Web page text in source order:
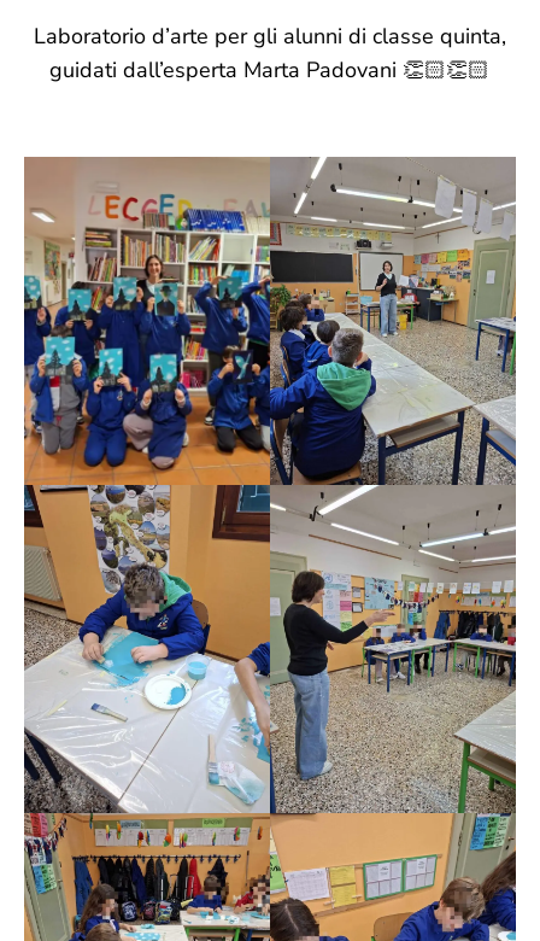
Laboratorio d’arte per gli alunni di classe quinta,
guidati dall’esperta Marta Padovani 👏🏻👏🏻